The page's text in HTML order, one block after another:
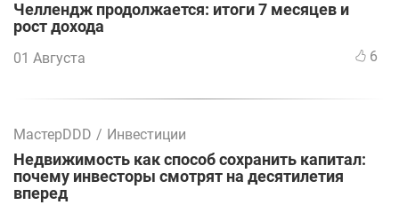
Челлендж продолжается: итоги 7 месяцев и
рост дохода
01 Августа 6
МастерDDD / Инвестиции
Недвижимость как способ сохранить капитал:
почему инвесторы смотрят на десятилетия
вперед